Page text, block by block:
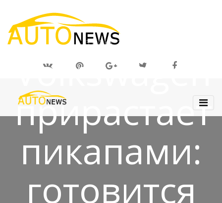
31 ОКТ 2018
Volkswagen
прирастает
пикапами:
готовится